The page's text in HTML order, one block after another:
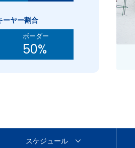
ーヤー割合
ボーダー
50%
スケジュール